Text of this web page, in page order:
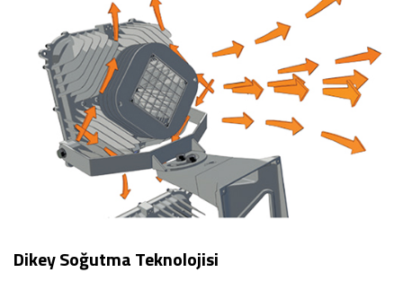
Dikey Soğutma Teknolojisi